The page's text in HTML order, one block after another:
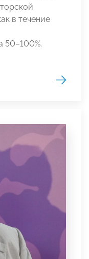
в течение
50–100%.